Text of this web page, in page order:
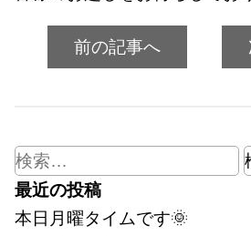
前の記事へ
検
索:
最近の投稿
本日月曜タイムです🌞